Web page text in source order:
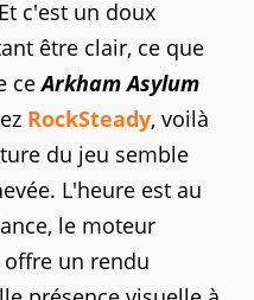
c'est un doux
être clair, ce que
ceArkham Asylum
RockSteady, voilà
du jeu semble
L'heure est au
le moteur
offre un rendu